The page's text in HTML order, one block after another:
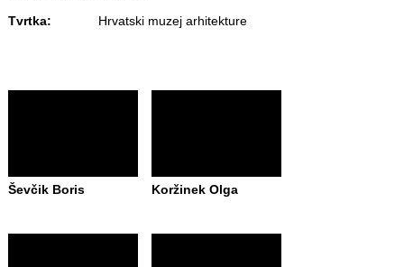
Tvrtka: Hrvatski muzej arhitekture
Ševčik Boris Koržinek Olga